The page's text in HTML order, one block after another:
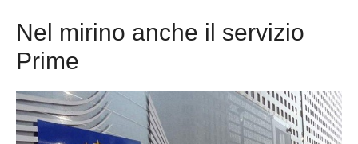
Nel mirino anche il servizio
Prime